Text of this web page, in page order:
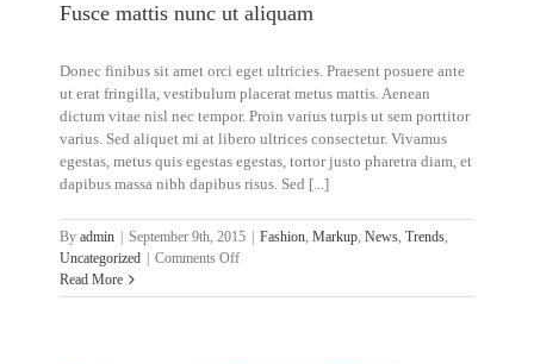
Fusce mattis nunc ut aliquam
Donec finibus sit amet orci eget ultricies. Praesent posuere ante
ut erat fringilla, vestibulum placerat metus mattis. Aenean
dictum vitae nisl nec tempor. Proin varius turpis ut sem porttitor
varius. Sed aliquet mi at libero ultrices consectetur. Vivamus
egestas, metus quis egestas egestas, tortor justo pharetra diam, et
dapibus massa nibh dapibus risus. Sed [...]
By admin September 9th, 2015 Fashion, Markup, News, Trends,
Uncategorized
Comments Offon
mattis
Read More